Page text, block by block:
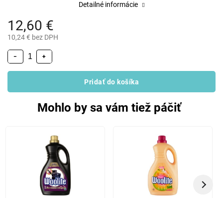
12,60 €
10,24 € bez DPH
+
−
Pridať do košíka
Detailné informácie
Mohlo by sa vám tiež páčiť